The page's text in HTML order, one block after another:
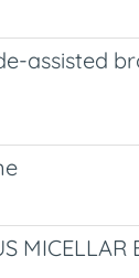
assisted